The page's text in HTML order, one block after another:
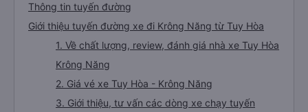
Thông tin tuyến đường
Giới thiệu tuyến đường xe đi Krông Năng từ Tuy Hòa
1. Về chất lượng, review, đánh giá nhà xe Tuy Hòa
Krông Năng
2. Giá vé xe Tuy Hòa - Krông Năng
3. Giới thiệu, tư vấn các dòng xe chạy tuyến